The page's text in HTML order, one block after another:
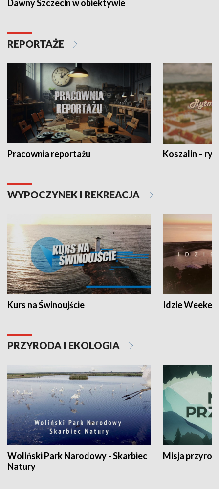
Dawny Szczecin w obiektywie
REPORTAŻE
Pracownia reportażu Koszalin –
WYPOCZYNEK I REKREACJA
Kurs na Świnoujście Idzie
PRZYRODA I EKOLOGIA
Woliński Park Narodowy - Skarbiec
Natury
Misja